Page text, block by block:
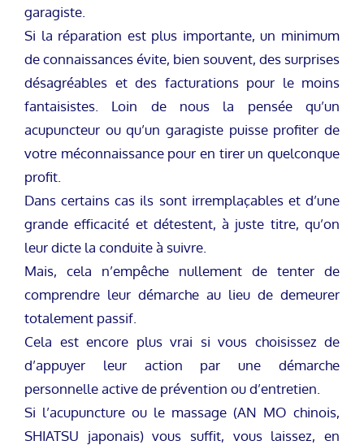
garagiste.
Si la réparation est plus importante, un minimum
de connaissances évite, bien souvent, des surprises
désagréables et des facturations pour le moins
fantaisistes. Loin de nous la pensée qu’un
acupuncteur ou qu’un garagiste puisse profiter de
votre méconnaissance pour en tirer un quelconque
profit.
Dans certains cas ils sont irremplaçables et d’une
grande efficacité et détestent, à juste titre, qu’on
leur dicte la conduite à suivre.
Mais, cela n’empêche nullement de tenter de
comprendre leur démarche au lieu de demeurer
totalement passif.
Cela est encore plus vrai si vous choisissez de
d’appuyer leur action par une démarche
personnelle active de prévention ou d’entretien.
Si l’acupuncture ou le massage (AN MO chinois,
SHIATSU japonais) vous suffit, vous laissez, en